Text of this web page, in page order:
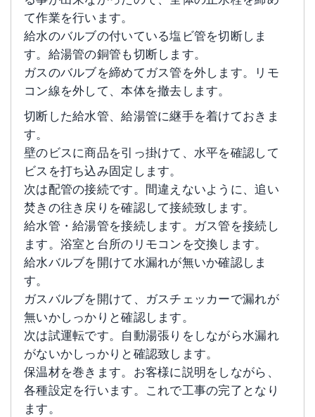
て作業を行います。
給水のバルブの付いている塩ビ管を切断しま
す。給湯管の銅管も切断します。
ガスのバルブを締めてガス管を外します。リモ
コン線を外して、本体を撤去します。
切断した給水管、給湯管に継手を着けておきま
す。
壁のビスに商品を引っ掛けて、水平を確認して
ビスを打ち込み固定します。
次は配管の接続です。間違えないように、追い
焚きの往き戻りを確認して接続致します。
給水管・給湯管を接続します。ガス管を接続し
ます。浴室と台所のリモコンを交換します。
給水バルブを開けて水漏れが無いか確認しま
す。
ガスバルブを開けて、ガスチェッカーで漏れが
無いかしっかりと確認します。
次は試運転です。自動湯張りをしながら水漏れ
がないかしっかりと確認致します。
保温材を巻きます。お客様に説明をしながら、
各種設定を行います。これで工事の完了となり
ます。